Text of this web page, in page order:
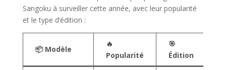
Sangoku à surveiller cette année, avec leur popularité
et le type d’édition :
📦 Modèle
🔥
Popularité
🎯
Édition